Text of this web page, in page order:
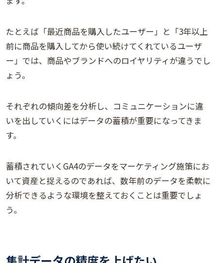
たとえば「最近商品を購入したユーザー」と「3年以上
前に商品を購入してから使い続けてくれているユーザ
ー」では、商品やブランドへのロイヤリティが違うでし
ょう。
それぞれの傾向差を分析し、コミュニケーションに違
いを出していくにはデータの蓄積が重要になってきま
す。
蓄積されていくGA4のデータをマーケティング施策にお
いて資産と捉えるのであれば、数年前のデータを柔軟に
分析できるような環境を整えておくことは重要でしょ
う。